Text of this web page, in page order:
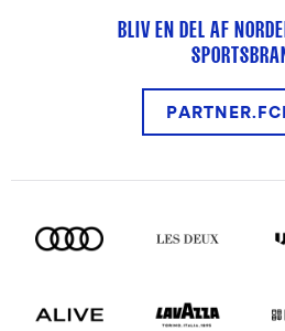
BLIV EN DEL AF